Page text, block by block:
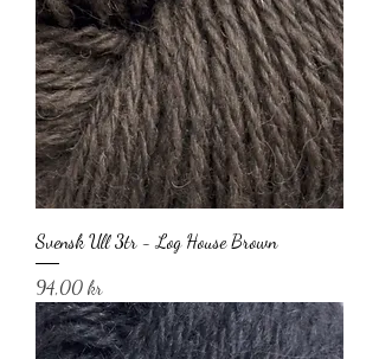
Svensk Ull 3tr - Log House Brown
Pris
94,00 kr